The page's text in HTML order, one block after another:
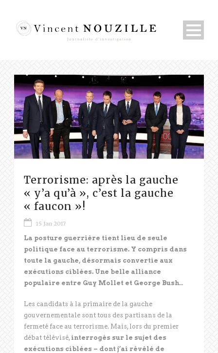
Terrorisme: après la gauche
« y’a qu’à », c’est la gauche
« faucon »!
15 Jan 2017
La posture guerrière tient lieu de seule
politique face au terrorisme. Y compris dans
toute la gauche, désormais convertie aux
exécutions ciblées. Une belle alliance
populaire entre Guy Mollet et George Bush…
Les candidats à la primaire de la gauche
gouvernementale sont tous des partisans de la
fermeté face au terrorisme. Mais, lors du premier
débat télévisé, interrogés sur le sujet des
exécutions ciblées – dont j’ai révélé de